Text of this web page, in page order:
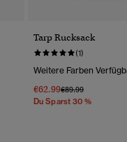
Tarp Rucksack
(1)
Weitere Farben
€62.99Preis Wurde
€89.99Bis
Du Sparst 30 %